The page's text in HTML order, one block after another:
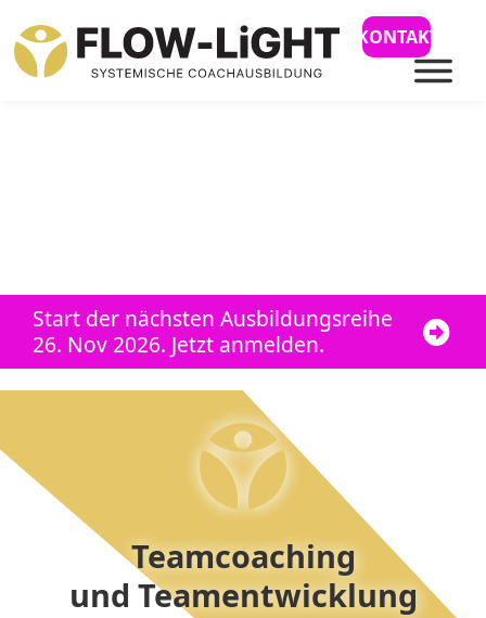
KONTAKT
Start der nächsten Ausbildungsreihe
26. Nov 2026. Jetzt anmelden.
Teamcoaching
und Teamentwicklung